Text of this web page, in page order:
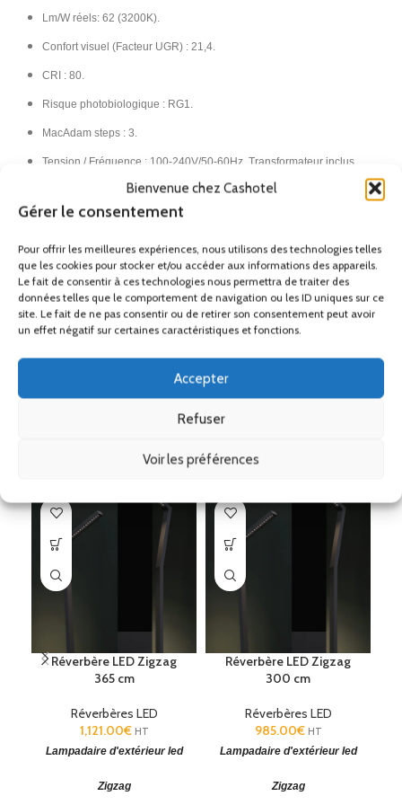
Bienvenue chez Cashotel
Gérer le consentement
Pour offrir les meilleures expériences, nous utilisons des technologies telles
que les cookies pour stocker et/ou accéder aux informations des appareils.
Le fait de consentir à ces technologies nous permettra de traiter des
données telles que le comportement de navigation ou les ID uniques sur ce
site. Le fait de ne pas consentir ou de retirer son consentement peut avoir
un effet négatif sur certaines caractéristiques et fonctions.
Accepter
Refuser
Voir les préférences
Lm/W réels: 62 (3200K).
Confort visuel (Facteur UGR) : 21,4.
CRI : 80.
Risque photobiologique : RG1.
MacAdam steps : 3.
Tension / Fréquence : 100-240V/50-60Hz. Transformateur inclus.
IP66.
IK10.​
France
Métropolitaine (Hors Corse)
Remise
Produits similaires
Réverbère LED Zigzag
365 cm
Réverbères LED
1,121.00€ HT
Lampadaire d'extérieur led
Zigzag
Réverbère LED Zigzag
300 cm
Réverbères LED
985.00€ HT
Lampadaire d'extérieur led
Zigzag